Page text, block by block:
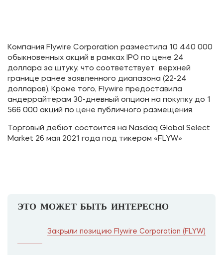
Компания Flywire Corporation разместила 10 440 000
обыкновенных акций в рамках IPO по цене 24
доллара за штуку, что соответствует верхней
границе ранее заявленного диапазона (22-24
долларов). Кроме того, Flywire предоставила
андеррайтерам 30-дневный опцион на покупку до 1
566 000 акций по цене публичного размещения.
Торговый дебют состоится на Nasdaq Global Select
Market 26 мая 2021 года под тикером «FLYW»
ЭТО МОЖЕТ БЫТЬ ИНТЕРЕСНО
Закрыли позицию Flywire Corporation (FLYW)